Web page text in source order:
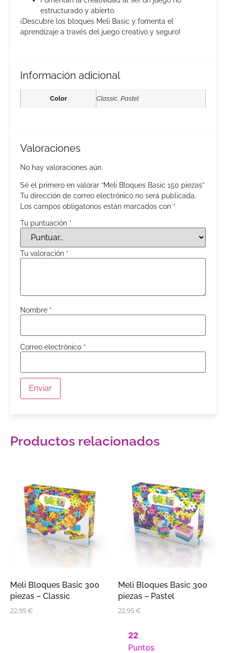
estructurado y abierto.
¡Descubre los bloques Meli Basic y fomenta el
aprendizaje a través del juego creativo y seguro!
Información adicional
Color Classic, Pastel
Valoraciones
No hay valoraciones aún.
Sé el primero en valorar “Meli Bloques Basic 150 piezas”
Tu dirección de correo electrónico no será publicada.
Los campos obligatorios están marcados con *
Tu puntuación *
Tu valoración *
Nombre *
Correo electrónico *
Productos relacionados
Meli Bloques Basic 300
piezas – Classic
22,95€
Meli Bloques Basic 300
piezas – Pastel
22,95€
22
Puntos